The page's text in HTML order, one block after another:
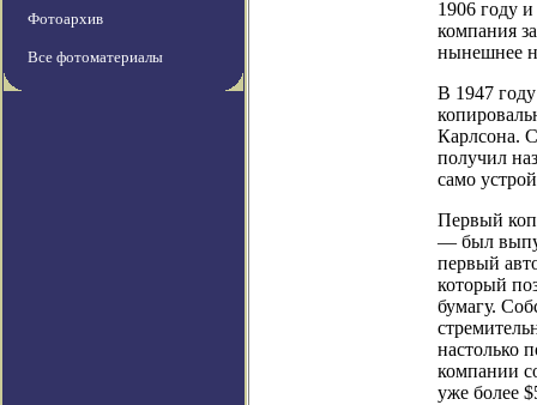
Фотоархив
Все фотоматериалы
1906 году
компания
нынешнее
В 1947
Карлсона.
получил
само
Первый
— был
первый
который
бумагу.
настолько
компании
уже более